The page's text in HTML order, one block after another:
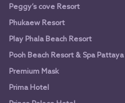
Peggy’s cove Resort
Phukaew Resort
Play Phala Beach Resort
Pooh Beach Resort & Spa Pattaya
Premium Mask
Prima Hotel